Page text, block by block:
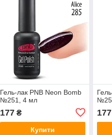
Гель-лак PNB Neon Bomb
№251, 4 мл
177₴
Купити
177